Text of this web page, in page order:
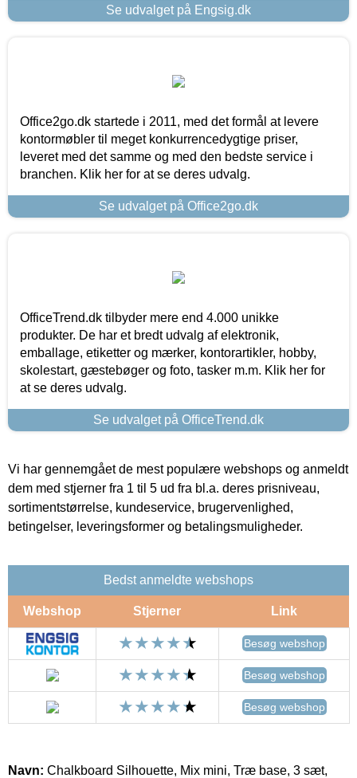
Se udvalget på Engsig.dk
Office2go.dk startede i 2011, med det formål at levere
kontormøbler til meget konkurrencedygtige priser,
leveret med det samme og med den bedste service i
branchen. Klik her for at se deres udvalg.
Se udvalget på Office2go.dk
OfficeTrend.dk tilbyder mere end 4.000 unikke
produkter. De har et bredt udvalg af elektronik,
emballage, etiketter og mærker, kontorartikler, hobby,
skolestart, gæstebøger og foto, tasker m.m. Klik her for
at se deres udvalg.
Se udvalget på OfficeTrend.dk
Vi har gennemgået de mest populære webshops og anmeldt
dem med stjerner fra 1 til 5 ud fra bl.a. deres prisniveau,
sortimentstørrelse, kundeservice, brugervenlighed,
betingelser, leveringsformer og betalingsmuligheder.
Bedst anmeldte webshops
Webshop Stjerner Link
Besøg webshop
Besøg webshop
Besøg webshop
Navn: Chalkboard Silhouette, Mix mini, Træ base, 3 sæt,